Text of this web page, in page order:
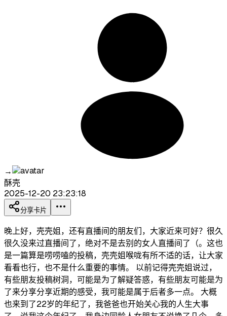
→
酥壳
2025-12-20 23:23:18
分享卡片
晚上好，壳壳姐，还有直播间的朋友们，大家近来可好？很久
很久没来过直播间了，绝对不是去别的女人直播间了（。这也
是一篇算是唠唠嗑的投稿，壳壳姐喉咙有所不适的话，让大家
看看也行，也不是什么重要的事情。 以前记得壳壳姐说过，
有些朋友投稿树洞，可能是为了解疑答惑，有些朋友可能是为
了来分享分享近期的感受，我可能是属于后者多一点。 大概
也来到了22岁的年纪了，我爸爸也开始关心我的人生大事